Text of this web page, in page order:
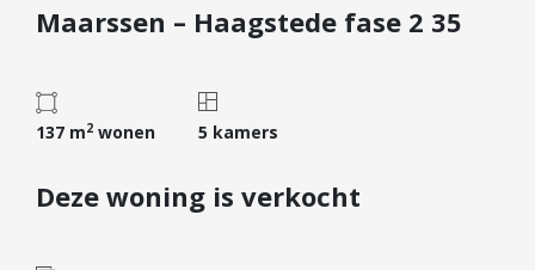
Kopen
Huren
Verhuren
Verzekeren
Maarssen – Haagstede fase 2 35
137 m2 wonen 5 kamers
Deze woning is verkocht